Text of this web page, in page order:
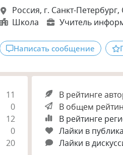
Россия, г. Санкт-
Школа
Учитель
Написать сообщение
11
0
12
0
20
В рейтинге
В общем
В рейтинге
Лайки в
Лайки в